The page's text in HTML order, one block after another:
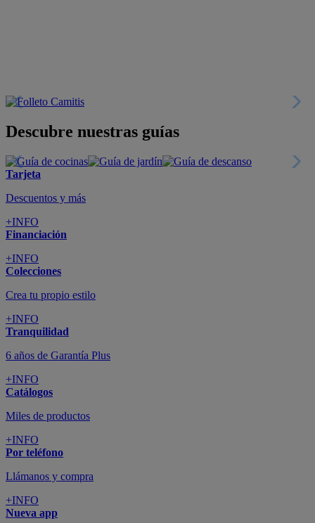
Descubre nuestras guías
Tarjeta
Descuentos y más
+INFO
Financiación
+INFO
Colecciones
Crea tu propio estilo
+INFO
Tranquilidad
6 años de Garantía Plus
+INFO
Catálogos
Miles de productos
+INFO
Por teléfono
Llámanos y compra
+INFO
Nueva app